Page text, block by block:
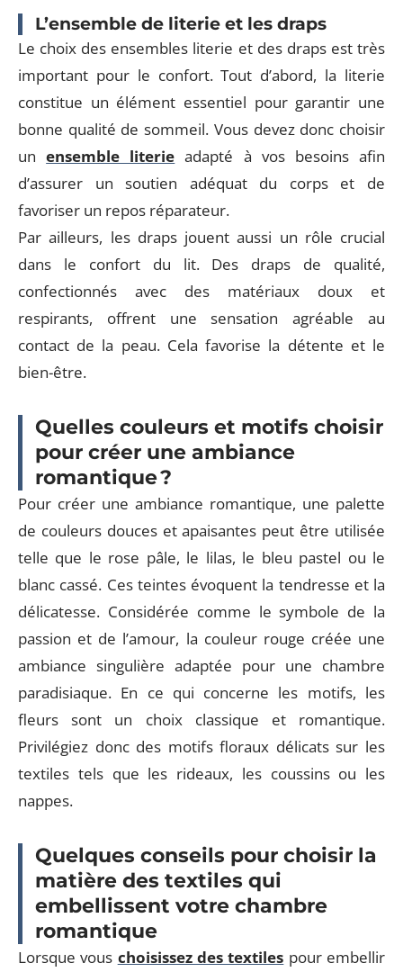
L’ensemble de literie et les draps
Le choix des ensembles literie et des draps est très
important pour le confort. Tout d’abord, la literie
constitue un élément essentiel pour garantir une
bonne qualité de sommeil. Vous devez donc choisir
unensemble literie adapté à vos besoins afin
d’assurer un soutien adéquat du corps et de
favoriser un repos réparateur.
Par ailleurs, les draps jouent aussi un rôle crucial
dans le confort du lit. Des draps de qualité,
confectionnés avec des matériaux doux et
respirants, offrent une sensation agréable au
contact de la peau. Cela favorise la détente et le
bien-être.
Quelles couleurs et motifs choisir
pour créer une ambiance
romantique ?
Pour créer une ambiance romantique, une palette
de couleurs douces et apaisantes peut être utilisée
telle que le rose pâle, le lilas, le bleu pastel ou le
blanc cassé. Ces teintes évoquent la tendresse et la
délicatesse. Considérée comme le symbole de la
passion et de l’amour, la couleur rouge créée une
ambiance singulière adaptée pour une chambre
paradisiaque. En ce qui concerne les motifs, les
fleurs sont un choix classique et romantique.
Privilégiez donc des motifs floraux délicats sur les
textiles tels que les rideaux, les coussins ou les
nappes.
Quelques conseils pour choisir la
matière des textiles qui
embellissent votre chambre
romantique
Lorsque vous choisissez des textiles pour embellir